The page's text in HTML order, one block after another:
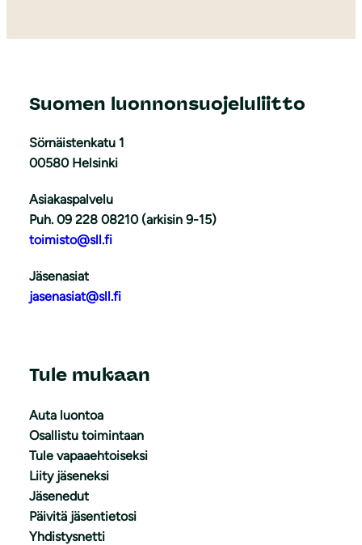
Suomen luonnonsuojeluliitto
Sörnäistenkatu 1
00580 Helsinki
Asiakaspalvelu
Puh. 09 228 08210 (arkisin 9-15)
toimisto@sll.fi
Jäsenasiat
jasenasiat@sll.fi
Tule mukaan
Auta luontoa
Osallistu toimintaan
Tule vapaaehtoiseksi
Liity jäseneksi
Jäsenedut
Päivitä jäsentietosi
Yhdistysnetti